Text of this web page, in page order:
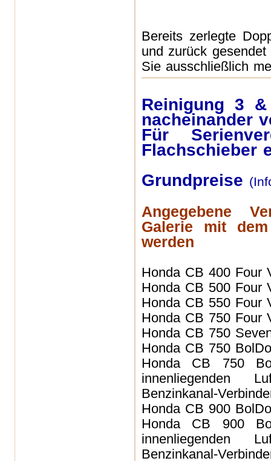
Bereits zerlegte
und zurück
Sie ausschließlich
Reinigung 3
nacheinander
Für
Flachschieber
Grundpreise
Angegebene
Galerie mit
werden
Honda CB 400 Four
Honda CB 500 Four
Honda CB 550 Four
Honda CB 750 Four
Honda CB 750
Honda CB 750
Honda CB 750
innenliegenden
Benzinkanal-
Honda CB 900
Honda CB 900
innenliegenden
Benzinkanal-